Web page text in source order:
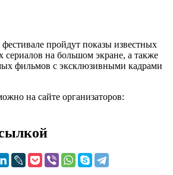
пройдут показы известных
на большом экране, а также
фильмов с эксклюзивными кадрами
на сайте организаторов: